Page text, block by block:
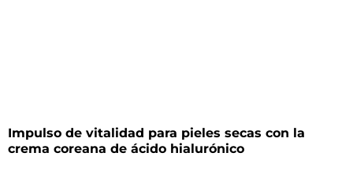
Impulso de vitalidad para pieles secas con la
crema coreana de ácido hialurónico